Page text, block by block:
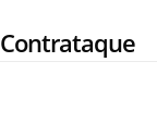
to
Contrataque